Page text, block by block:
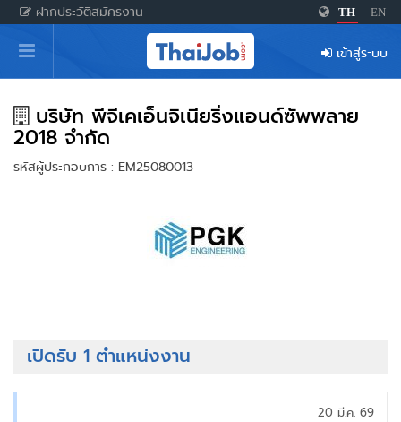
ฝากประวัติสมัครงาน TH EN
หน้าหลัก
ผู้สมัครงาน: เข้าสู่ระบบ
ฝากประวัติสมัครงาน
เกร็ดความรู้
สำหรับผู้ประกอบการ
เข้าสู่ระบบ
บริษัท พีจีเคเอ็นจิเนียริ่งแอนด์ซัพพลาย
2018 จำกัด
รหัสผู้ประกอบการ : EM25080013
เปิดรับ 1 ตำแหน่งงาน
20 มี.ค. 69